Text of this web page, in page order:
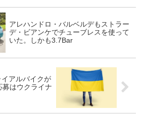
アレハンドロ・バルベルデもストラー
デ・ビアンケでチューブレスを使って
いた。しかも3.7Bar
アルバイクが
はウクライナ